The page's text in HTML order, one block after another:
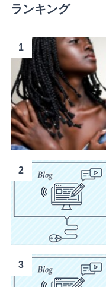
ランキング
1
2
3